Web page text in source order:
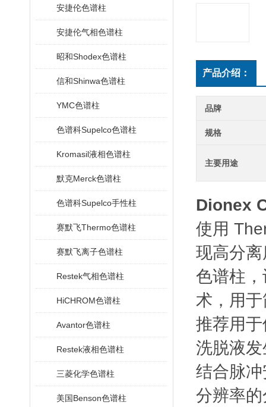
安捷伦色谱柱
安捷伦气相色谱柱
昭和Shodex色谱柱
信和Shinwa色谱柱
YMC色谱柱
色谱科Supelco色谱柱
Kromasil液相色谱柱
默克Merck色谱柱
色谱科Supelco手性柱
赛默飞Thermo色谱柱
赛默飞离子色谱柱
Restek气相色谱柱
HiCHROM色谱柱
Avantor色谱柱
Restek液相色谱柱
三菱化学色谱柱
美国Benson色谱柱
产品介绍：
品牌
规格
主要用途
Dionex
使用
现高分
色谱柱
术，用
推荐用
洗脱液
结合脉
分辨率